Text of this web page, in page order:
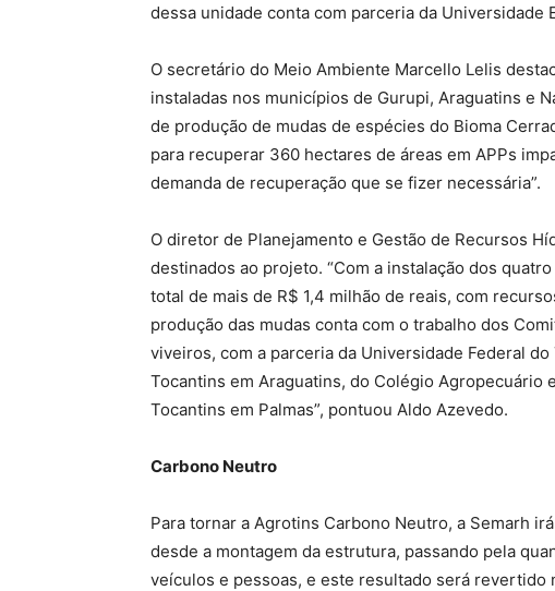
dessa unidade conta com parceria da Universidade
O secretário do Meio Ambiente Marcello Lelis
instaladas nos municípios de Gurupi, Araguatins e
de produção de mudas de espécies do Bioma
para recuperar 360 hectares de áreas em APPs
demanda de recuperação que se fizer necessária”.
O diretor de Planejamento e Gestão de Recursos
destinados ao projeto. “Com a instalação dos
total de mais de R$ 1,4 milhão de reais, com
produção das mudas conta com o trabalho dos
viveiros, com a parceria da Universidade Federal
Tocantins em Araguatins, do Colégio Agropecuário
Tocantins em Palmas”, pontuou Aldo Azevedo.
Carbono Neutro
Para tornar a Agrotins Carbono Neutro, a Semarh
desde a montagem da estrutura, passando pela
veículos e pessoas, e este resultado será